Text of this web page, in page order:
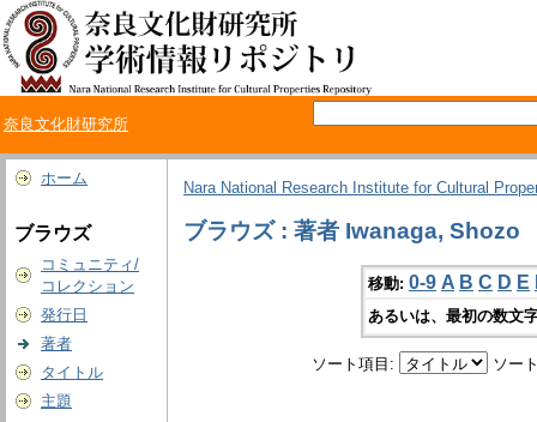
奈良文化財研究所
ホーム
ブラウズ
コミュニティ/
コレクション
発行日
著者
タイトル
主題
Nara National Research Institute for Cultural
ブラウズ : 著者 Iwanaga, Shozo
移動: 0-9 A B C D E
あるいは、最初の数文
ソート項目: ソー